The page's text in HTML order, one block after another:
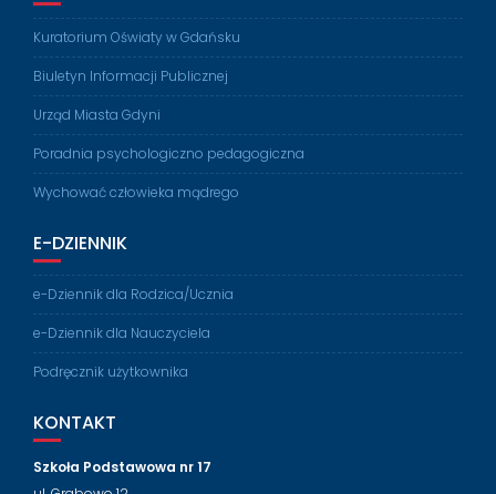
Kuratorium Oświaty w Gdańsku
Biuletyn Informacji Publicznej
Urząd Miasta Gdyni
Poradnia psychologiczno pedagogiczna
Wychować człowieka mądrego
E-DZIENNIK
e-Dziennik dla Rodzica/Ucznia
e-Dziennik dla Nauczyciela
Podręcznik użytkownika
KONTAKT
Szkoła Podstawowa nr 17